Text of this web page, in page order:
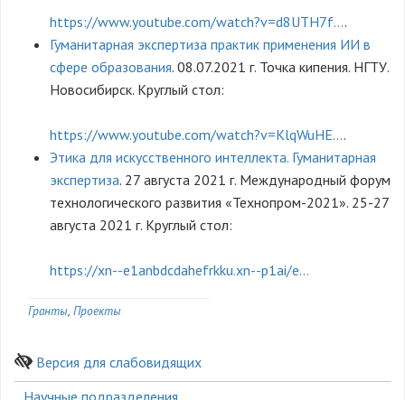
https://www.youtube.com/watch?v=d8UTH7f….
Гуманитарная экспертиза практик применения ИИ в
сфере образования. 08.07.2021 г. Точка кипения. НГТУ.
Новосибирск. Круглый стол:
https://www.youtube.com/watch?v=KlqWuHE….
Этика для искусственного интеллекта. Гуманитарная
экспертиза. 27 августа 2021 г. Международный форум
технологического развития «Технопром-2021». 25-27
августа 2021 г. Круглый стол:
https://xn--e1anbdcdahefrkku.xn--p1ai/e…
Гранты Проекты
Версия для слабовидящих
Боковое
Научные подразделения